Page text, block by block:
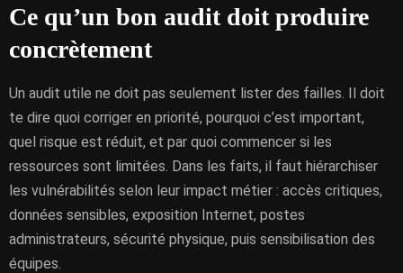
Ce qu’un bon audit doit produire
concrètement
Un audit utile ne doit pas seulement lister des failles. Il doit
te dire quoi corriger en priorité, pourquoi c’est important,
quel risque est réduit, et par quoi commencer si les
ressources sont limitées. Dans les faits, il faut hiérarchiser
les vulnérabilités selon leur impact métier : accès critiques,
données sensibles, exposition Internet, postes
administrateurs, sécurité physique, puis sensibilisation des
équipes.